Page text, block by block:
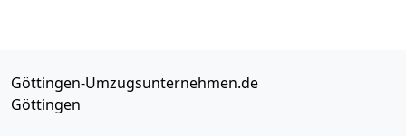
Göttingen-Umzugsunternehmen.de
Göttingen